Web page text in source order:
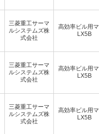
三菱重工サーマ
ルシステムズ株
式会社
高効率ビル用
LX5B
三菱重工サーマ
ルシステムズ株
式会社
高効率ビル用
LX5B
三菱重工サーマ
ルシステムズ株
式会社
高効率ビル用
LX5B